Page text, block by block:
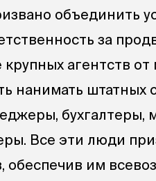
объединить
за
агентств от
нанимать штатных
бухгалтеры,
Все эти люди
обеспечив им